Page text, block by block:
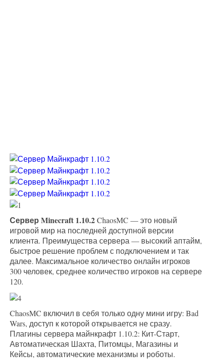
Сервер Minecraft 1.10.2ChaosMC — это новый
игровой мир на последней доступной версии
клиента. Преимущества сервера — высокий аптайм,
быстрое решение проблем с подключением и так
далее. Максимальное количество онлайн игроков
300 человек, среднее количество игроков на сервере
120.
ChaosMC включил в себя только одну мини игру: Bad
Wars, доступ к которой открывается не сразу.
Плагины сервера майнкрафт 1.10.2: Кит-Старт,
Автоматическая Шахта, Питомцы, Магазины и
Кейсы, автоматические механизмы и роботы.